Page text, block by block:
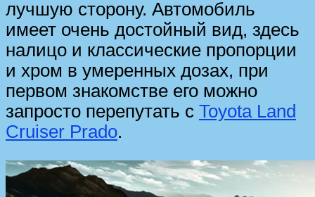
лучшую сторону. Автомобиль
имеет очень достойный вид, здесь
налицо и классические пропорции
и хром в умеренных дозах, при
первом знакомстве его можно
запросто перепутать с Toyota Land
Cruiser Prado.